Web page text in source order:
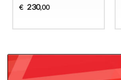
€ 230,00